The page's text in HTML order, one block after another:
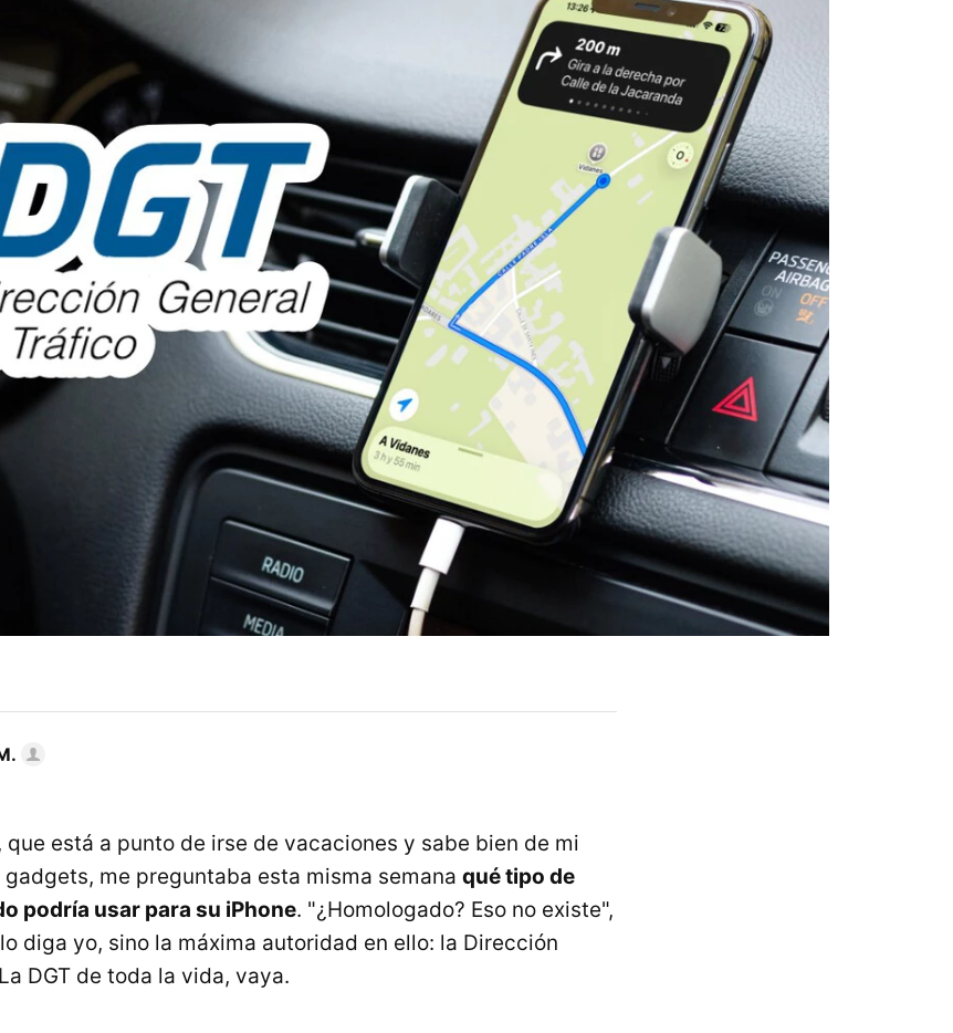
que está a punto de irse de vacaciones y sabe bien de mi
me preguntaba esta misma semana qué tipo de
podría usar para su iPhone. "¿Homologado? Eso no existe",
diga yo, sino la máxima autoridad en ello: la Dirección
DGT de toda la vida, vaya.